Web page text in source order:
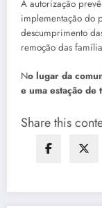
A autorização
implementação do
descumprimento
remoção das
No lugar da
e uma estação de
Share this